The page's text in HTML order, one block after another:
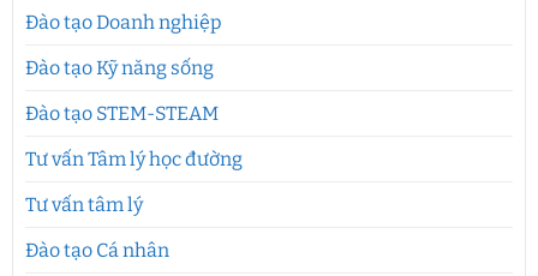
Đào tạo Doanh nghiệp
Đào tạo Kỹ năng sống
Đào tạo STEM-STEAM
Tư vấn Tâm lý học đường
Tư vấn tâm lý
Đào tạo Cá nhân